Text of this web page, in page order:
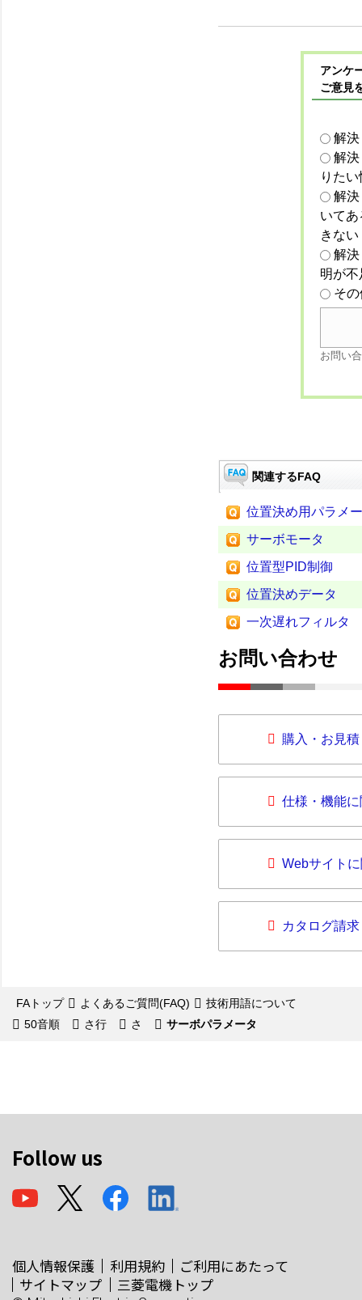
アンケ
ご意見
解
解
りた
解
いて
きない
解
明が
そ
お問い
関連するFAQ
位置決め用パラメ
サーボモータ
位置型PID制御
位置決めデータ
一次遅れフィルタ
お問い合わせ
購入・お見
仕様・機能
Webサイト
カタログ請求
FAトップ よくあるご質問(FAQ)
技術用語について
50音順
さ行 さ サーボパラメータ
Follow us
個人情報保護 利用規約
ご利用にあたって
サイトマップ
三菱電機トップ